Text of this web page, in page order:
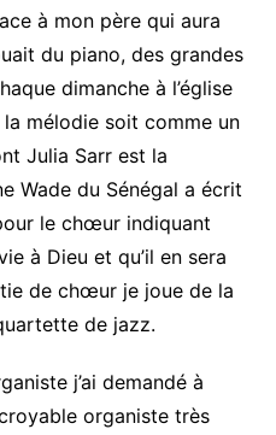
à mon père qui aura
du piano, des grandes
dimanche à l’église
la mélodie soit comme un
Julia Sarr est la
Wade du Sénégal a écrit
le chœur indiquant
à Dieu et qu’il en sera
de chœur je joue de la
de jazz.
j’ai demandé à
organiste très